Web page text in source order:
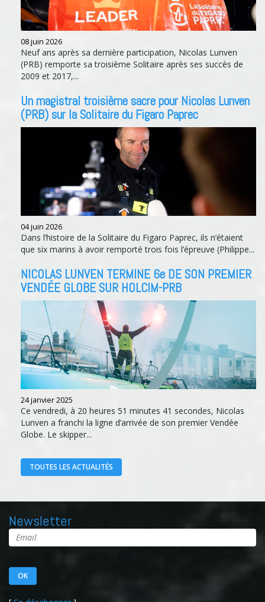
08 juin 2026
Neuf ans après sa dernière participation, Nicolas Lunven
(PRB) remporte sa troisième Solitaire après ses succès de
2009 et 2017,...
Un magistral troisième sacre pour Nicolas Lunven
(PRB) sur la Solitaire du Figaro Paprec
04 juin 2026
Dans l’histoire de la Solitaire du Figaro Paprec, ils n’étaient
que six marins à avoir remporté trois fois l’épreuve (Philippe...
NICOLAS LUNVEN TERMINE 6e DE SON PREMIER
VENDÉE GLOBE SUR HOLCIM-PRB
24 janvier 2025
Ce vendredi, à 20 heures 51 minutes 41 secondes, Nicolas
Lunven a franchi la ligne d’arrivée de son premier Vendée
Globe. Le skipper...
TOUTES LES ACTUALITÉS
Newsletter